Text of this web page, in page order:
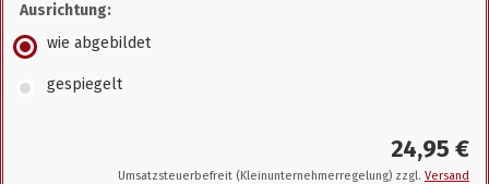
Ausrichtung:
wie abgebildet
gespiegelt
24,95 €
Umsatzsteuerbefreit (Kleinunternehmerregelung) zzgl. Versand